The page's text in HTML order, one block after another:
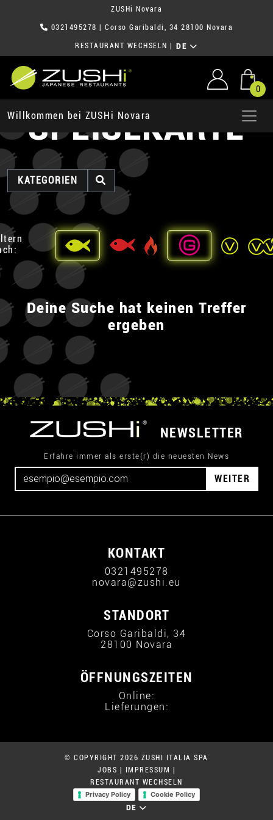
ZUSHi Novara
0321495278 | Corso Garibaldi, 34 28100 Novara
RESTAURANT WECHSELN DE
0
Willkommen bei ZUSHi Novara
SPEISEKARTE
KATEGORIEN
Deine Suche hat keinen Treffer
ergeben
NEWSLETTER
Erfahre immer als erste(r) die neuesten News
WEITER
KONTAKT
0321495278
novara@zushi.eu
STANDORT
Corso Garibaldi, 34
28100 Novara
ÖFFNUNGSZEITEN
Online:
Lieferungen:
© COPYRIGHT 2026 ZUSHI ITALIA SPA
JOBS
IMPRESSUM
RESTAURANT WECHSELN
Privacy Policy
Cookie Policy
DE